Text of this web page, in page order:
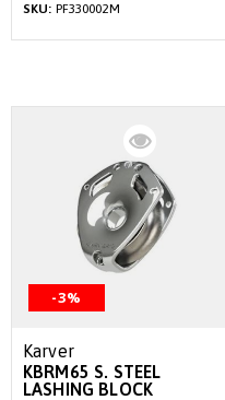
SKU: PF330002M
-3%
Karver
KBRM65 S. STEEL
LASHING BLOCK